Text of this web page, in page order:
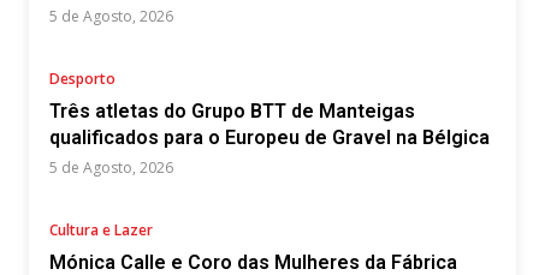
5 de Agosto, 2026
Desporto
Três atletas do Grupo BTT de Manteigas
qualificados para o Europeu de Gravel na Bélgica
5 de Agosto, 2026
Cultura e Lazer
Mónica Calle e Coro das Mulheres da Fábrica